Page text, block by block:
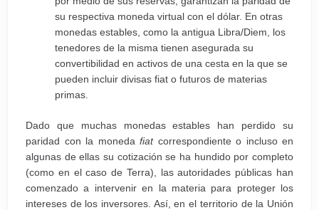
su respectiva moneda virtual con el dólar. En otras
monedas estables, como la antigua Libra/Diem, los
tenedores de la misma tienen asegurada su
convertibilidad en activos de una cesta en la que se
pueden incluir divisas fiat o futuros de materias
primas.
Dado que muchas monedas estables han perdido su
paridad con la moneda fiatcorrespondiente o incluso en
algunas de ellas su cotización se ha hundido por completo
(como en el caso de Terra), las autoridades públicas han
comenzado a intervenir en la materia para proteger los
intereses de los inversores. Así, en el territorio de la Unión